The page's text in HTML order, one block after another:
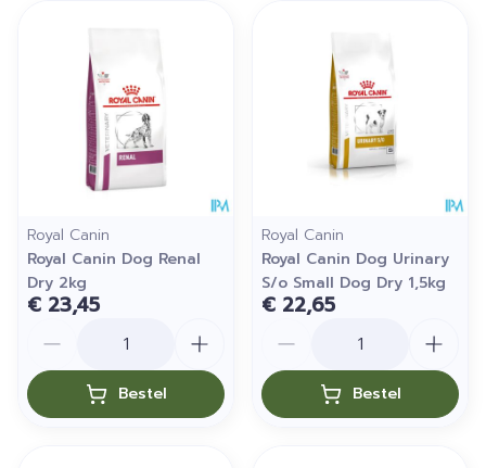
Royal Canin
Royal Canin Dog Renal
Dry 2kg
€ 23,45
Bestel
Royal Canin
Royal Canin Dog Urinary
S/o Small Dog Dry 1,5kg
€ 22,65
Bestel